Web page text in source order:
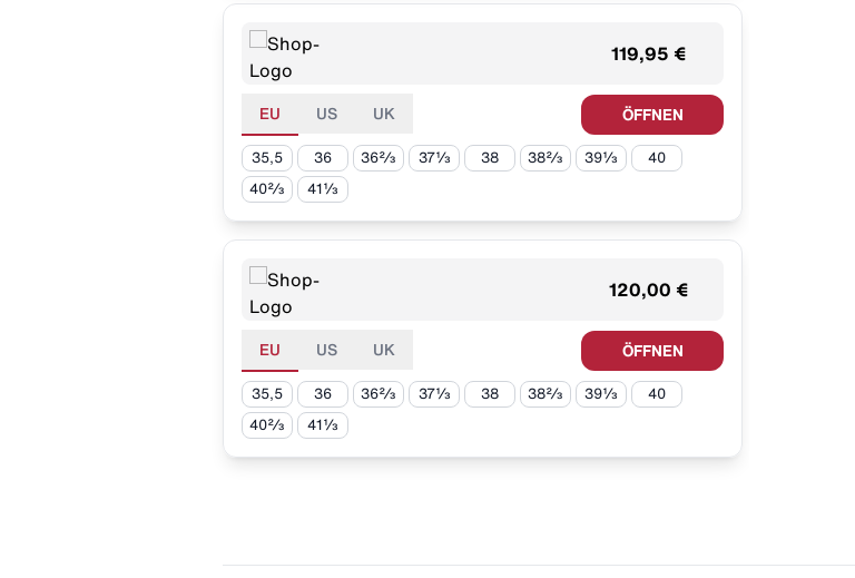
119,95 €
EU US UK ÖFFNEN
35,5 36 36⅔ 37⅓ 38 38⅔ 39⅓ 40
40⅔ 41⅓
120,00 €
EU US UK ÖFFNEN
35,5 36 36⅔ 37⅓ 38 38⅔ 39⅓ 40
40⅔ 41⅓